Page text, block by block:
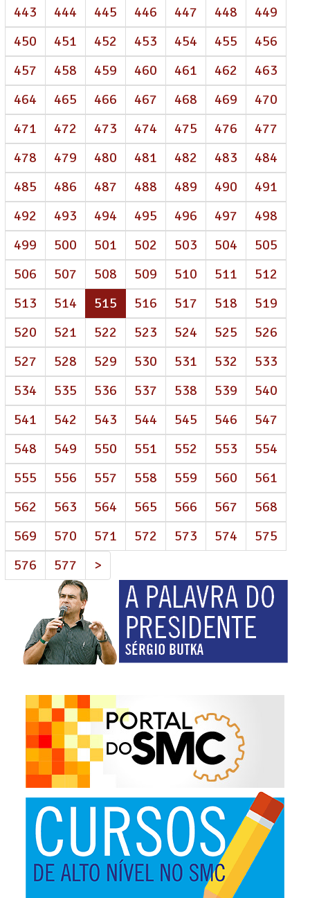
443 444 445 446 447 448
449
450
451 452 453 454 455
456
457
458 459 460 461 462
463
464
465 466 467 468 469
470
471
472 473 474 475 476
477
478
479 480 481 482 483
484
485
486 487 488 489 490
491
492
493 494 495 496 497
498
499
500 501 502 503 504
505
506
507 508 509 510 511
512
513
514 515 (atual)
516 517 518
519
520
521 522 523 524 525
526
527
528 529 530 531 532
533
534
535 536 537 538 539
540
541
542 543 544 545 546
547
548
549 550 551 552 553
554
555
556 557 558 559 560
561
562
563 564 565 566 567
568
569
570 571 572 573 574
575
576
577 >